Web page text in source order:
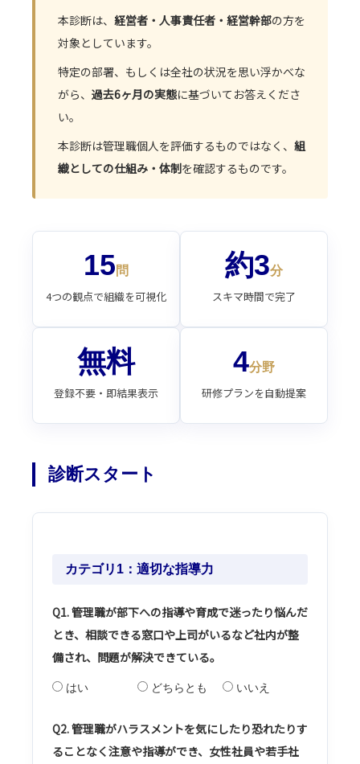
本診断は、 経営者・人事責任者・経営幹部の方を
対象としています。
特定の部署、もしくは全社の状況を思い浮かべな
がら、 過去6ヶ月の実態に基づいてお答えくださ
い。
本診断は管理職個人を評価するものではなく、 組
織としての仕組み・体制を確認するものです。
15問
4つの観点で組織を可視化
約3分
スキマ時間で完了
無料
登録不要・即結果表示
4分野
研修プランを自動提案
診断スタート
カテゴリ1：適切な指導力
Q1. 管理職が部下への指導や育成で迷ったり悩んだ
とき、相談できる窓口や上司がいるなど社内が整
備され、問題が解決できている。
はい どちらとも いいえ
Q2. 管理職がハラスメントを気にしたり恐れたりす
ることなく注意や指導ができ、女性社員や若手社